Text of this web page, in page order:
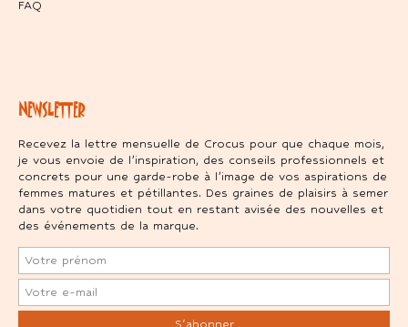
FAQ
NEWSLETTER
Recevez la lettre mensuelle de Crocus pour que chaque mois,
je vous envoie de l’inspiration, des conseils professionnels et
concrets pour une garde-robe à l’image de vos aspirations de
femmes matures et pétillantes. Des graines de plaisirs à semer
dans votre quotidien tout en restant avisée des nouvelles et
des événements de la marque.